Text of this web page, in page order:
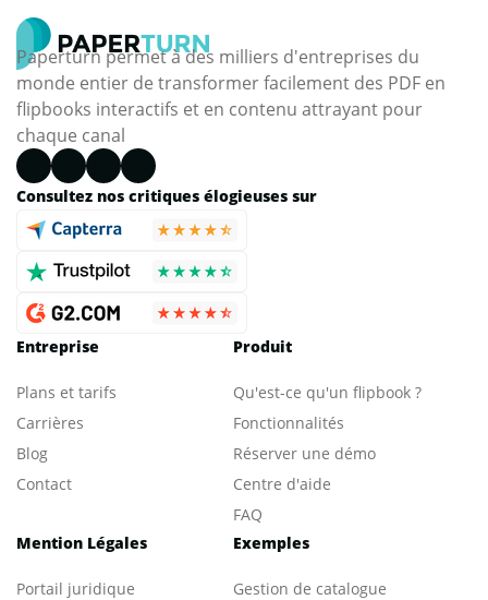
Paperturn permet à des milliers d'entreprises du
monde entier de transformer facilement des PDF en
flipbooks interactifs et en contenu attrayant pour
chaque canal
Consultez nos critiques élogieuses sur
Entreprise
Plans et tarifs
Carrières
Blog
Contact
Produit
Qu'est-ce qu'un flipbook ?
Fonctionnalités
Réserver une démo
Centre d'aide
FAQ
Mention Légales
Portail juridique
Exemples
Gestion de catalogue